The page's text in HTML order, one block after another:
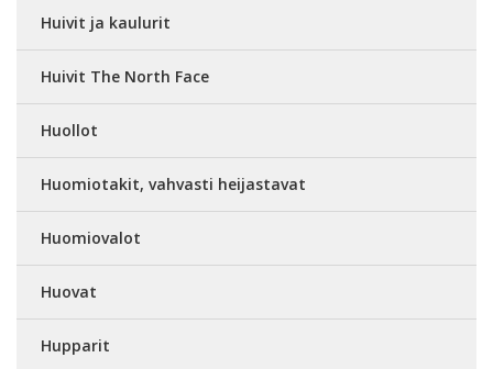
Huivit ja kaulurit
Huivit The North Face
Huollot
Huomiotakit, vahvasti heijastavat
Huomiovalot
Huovat
Hupparit